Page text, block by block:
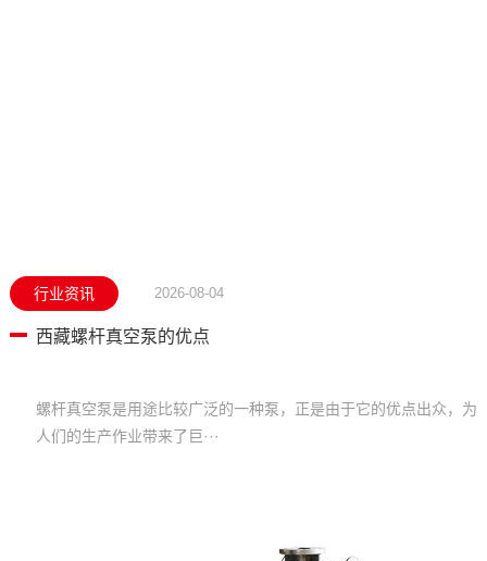
行业资讯 2026-08-04
西藏螺杆真空泵的优点
螺杆真空泵是用途比较广泛的一种泵，正是由于它的优点出众，为
人们的生产作业带来了巨···